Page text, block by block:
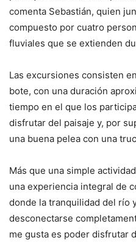
comenta Sebastián, quien
compuesto por cuatro
fluviales que se extienden
Las excursiones consisten
bote, con una duración
tiempo en el que los
disfrutar del paisaje y, por
una buena pelea con una
Más que una simple
una experiencia integral de
donde la tranquilidad del río
desconectarse
me gusta es poder disfrutar